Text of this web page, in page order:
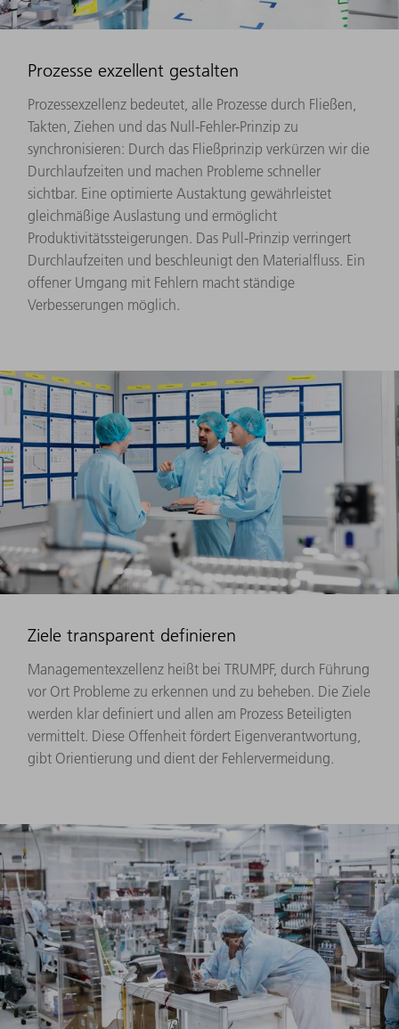
Prozesse exzellent gestalten
Prozessexzellenz bedeutet, alle Prozesse durch Fließen,
Takten, Ziehen und das Null-Fehler-Prinzip zu
synchronisieren: Durch das Fließprinzip verkürzen wir die
Durchlaufzeiten und machen Probleme schneller
sichtbar. Eine optimierte Austaktung gewährleistet
gleichmäßige Auslastung und ermöglicht
Produktivitätssteigerungen. Das Pull-Prinzip verringert
Durchlaufzeiten und beschleunigt den Materialfluss. Ein
offener Umgang mit Fehlern macht ständige
Verbesserungen möglich.
Ziele transparent definieren
Managementexzellenz heißt bei TRUMPF, durch Führung
vor Ort Probleme zu erkennen und zu beheben. Die Ziele
werden klar definiert und allen am Prozess Beteiligten
vermittelt. Diese Offenheit fördert Eigenverantwortung,
gibt Orientierung und dient der Fehlervermeidung.